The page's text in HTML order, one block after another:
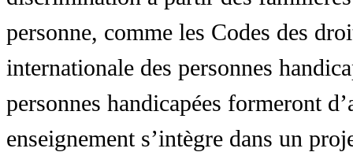
personne, comme les Codes des
internationale des personnes
personnes handicapées formeront
enseignement s’intègre dans un